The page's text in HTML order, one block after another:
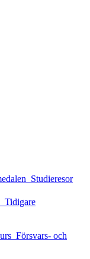
Studieresor
Tidigare
Försvars- och